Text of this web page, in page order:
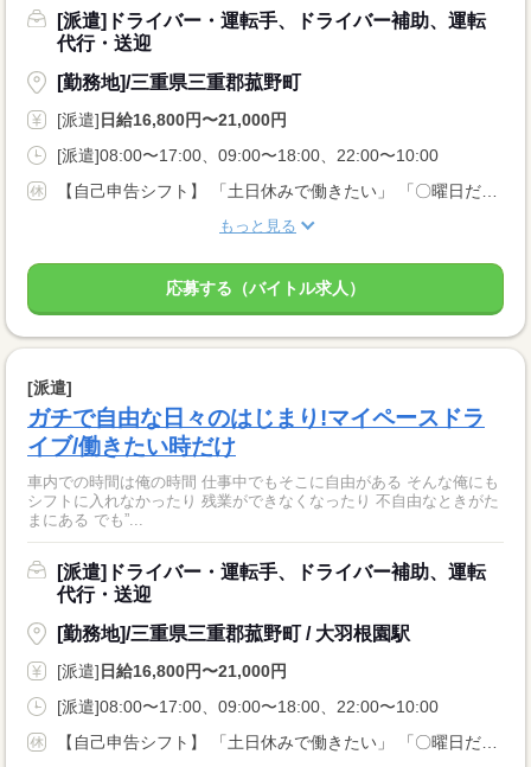
[派遣]ドライバー・運転手、ドライバー補助、運転
代行・送迎
[勤務地]/三重県三重郡菰野町
[派遣] 日給16,800円〜21,000円
[派遣]08:00〜17:00、09:00〜18:00、22:00〜10:00
【自己申告シフト】 「土日休みで働きたい」 「〇曜日だけ働きたい」 働きたい日は事前に選べます。 お休み希望の曜日・時間についても 面談の際に教えてくださいね。 ※こちらは中型以上のお仕事の例です
もっと見る
応募する（バイトル求人）
[派遣]
ガチで自由な日々のはじまり!マイペースドラ
イブ/働きたい時だけ
車内での時間は俺の時間 仕事中でもそこに自由がある そんな俺にも
シフトに入れなかったり 残業ができなくなったり 不自由なときがた
まにある でも”...
[派遣]ドライバー・運転手、ドライバー補助、運転
代行・送迎
[勤務地]/三重県三重郡菰野町 / 大羽根園駅
[派遣] 日給16,800円〜21,000円
[派遣]08:00〜17:00、09:00〜18:00、22:00〜10:00
【自己申告シフト】 「土日休みで働きたい」 「〇曜日だけ働きたい」 働きたい日は事前に選べます。 お休み希望の曜日・時間についても 面談の際に教えてくださいね。 ※こちらは中型以上のお仕事の例です